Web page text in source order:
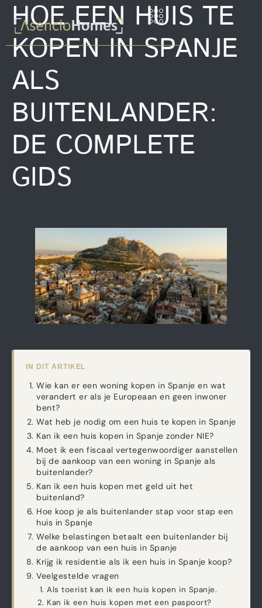
HOE EEN HUIS TE
KOPEN IN SPANJE
ALS
BUITENLANDER:
DE COMPLETE
GIDS
IN DIT ARTIKEL
Wie kan er een woning kopen in Spanje en wat
verandert er als je Europeaan en geen inwoner
bent?
Wat heb je nodig om een huis te kopen in Spanje
Kan ik een huis kopen in Spanje zonder NIE?
Moet ik een fiscaal vertegenwoordiger aanstellen
bij de aankoop van een woning in Spanje als
buitenlander?
Kan ik een huis kopen met geld uit het
buitenland?
Hoe koop je als buitenlander stap voor stap een
huis in Spanje
Welke belastingen betaalt een buitenlander bij
de aankoop van een huis in Spanje
Krijg ik residentie als ik een huis in Spanje koop?
Veelgestelde vragen
Als toerist kan ik een huis kopen in Spanje.
Kan ik een huis kopen met een paspoort?